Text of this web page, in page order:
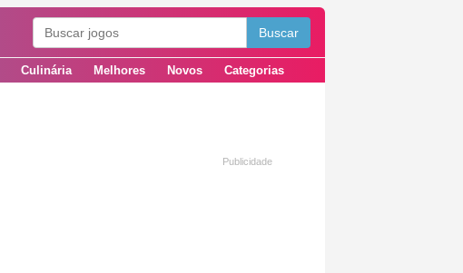
Culinária Melhores Novos Categorias